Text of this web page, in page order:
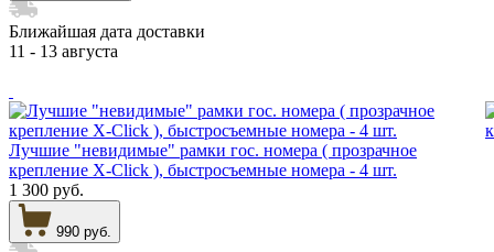
Ближайшая дата доставки
11 - 13 августа
Лучшие "невидимые" рамки гос. номера ( прозрачное
крепление X-Click ), быстросъемные номера - 4 шт.
1 300 руб.
990 руб.